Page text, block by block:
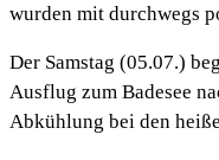
wurden mit durchwegs
Der Samstag (05.07.)
Ausflug zum Badesee
Abkühlung bei den